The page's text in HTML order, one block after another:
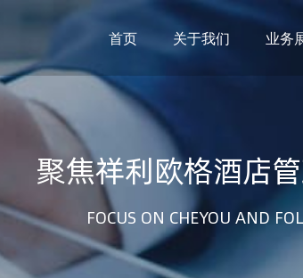
首页 关于我们 业务
聚焦祥利欧格酒店
FOCUS ON CHEYOU AND